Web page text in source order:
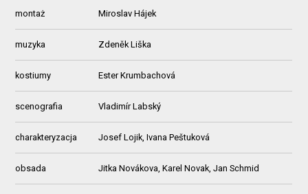
montaż Miroslav Hájek
muzyka Zdeněk Liška
kostiumy Ester Krumbachová
scenografia Vladimír Labský
charakteryzacja Josef Lojik, Ivana Peštuková
obsada Jitka Novákova, Karel Novak, Jan Schmid